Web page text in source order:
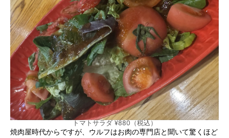
トマトサラダ ¥880（税込）
焼肉屋時代からですが、ウルフはお肉の専門店と聞いて驚くほど